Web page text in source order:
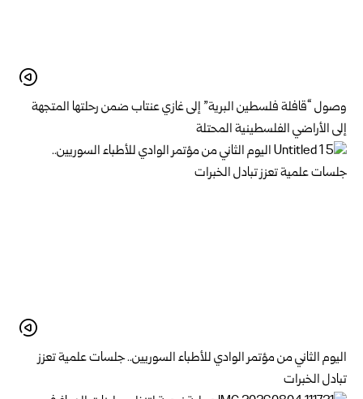
وصول “قافلة فلسطين البرية” إلى غازي عنتاب ضمن رحلتها المتجهة
إلى الأراضي الفلسطينية المحتلة
اليوم الثاني من مؤتمر الوادي للأطباء السوريين.. جلسات علمية تعزز
تبادل الخبرات